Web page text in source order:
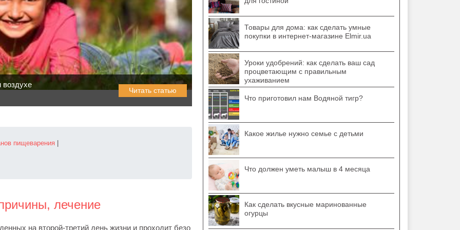
Читать статью
пищеварения
лечение
на второй-третий день жизни и проходит безо
Товары для дома: как сделать умные
покупки в интернет-магазине Elmir.ua
Уроки удобрений: как сделать ваш сад
процветающим с правильным
ухаживанием
Что приготовил нам Водяной тигр?
Какое жилье нужно семье с детьми
Что должен уметь малыш в 4 месяца
Как сделать вкусные маринованные
огурцы